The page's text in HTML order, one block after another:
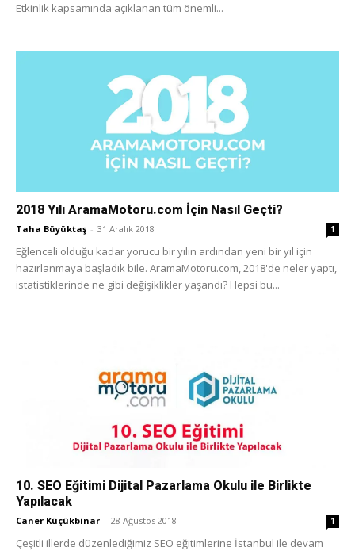
Etkinlik kapsamında açıklanan tüm önemli...
2018 Yılı AramaMotoru.com İçin Nasıl Geçti?
Taha Büyüktaş - 31 Aralık 2018 1
Eğlenceli olduğu kadar yorucu bir yılın ardından yeni bir yıl için
hazırlanmaya başladık bile. AramaMotoru.com, 2018'de neler yaptı,
istatistiklerinde ne gibi değişiklikler yaşandı? Hepsi bu...
10. SEO Eğitimi Dijital Pazarlama Okulu ile Birlikte
Yapılacak
Caner Küçükbinar - 28 Ağustos 2018 1
Çeşitli illerde düzenlediğimiz SEO eğitimlerine İstanbul ile devam